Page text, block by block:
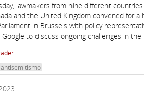
lawmakers from nine different
and the United Kingdom convened for a
in Brussels with policy
to discuss ongoing challenges in the